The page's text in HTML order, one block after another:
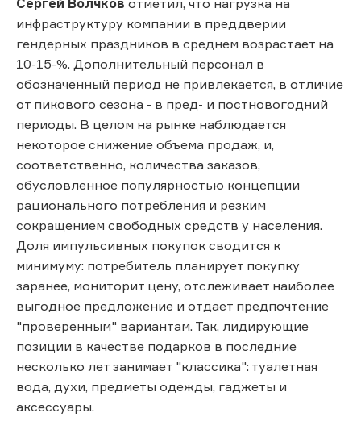
инфраструктуру компании в преддверии
гендерных праздников в среднем возрастает на
10-15-%. Дополнительный персонал в
обозначенный период не привлекается, в отличие
от пикового сезона - в пред- и постновогодний
периоды. В целом на рынке наблюдается
некоторое снижение объема продаж, и,
соответственно, количества заказов,
обусловленное популярностью концепции
рационального потребления и резким
сокращением свободных средств у населения.
Доля импульсивных покупок сводится к
минимуму: потребитель планирует покупку
заранее, мониторит цену, отслеживает наиболее
выгодное предложение и отдает предпочтение
"проверенным" вариантам. Так, лидирующие
позиции в качестве подарков в последние
несколько лет занимает "классика": туалетная
вода, духи, предметы одежды, гаджеты и
аксессуары.